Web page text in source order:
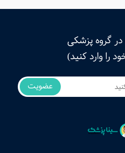
گروه پزشکی
را وارد کنید)
عضویت